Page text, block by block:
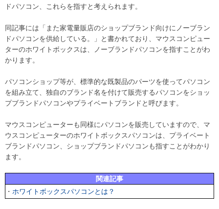
ドパソコン、これらを指すと考えられます。
同記事には「また家電量販店のショップブランド向けにノーブラン
ドパソコンを供給している。」と書かれており、マウスコンピュー
ターのホワイトボックスは、ノーブランドパソコンを指すことがわ
かります。
パソコンショップ等が、標準的な既製品のパーツを使ってパソコン
を組み立て、独自のブランド名を付けて販売するパソコンをショッ
プブランドパソコンやプライベートブランドと呼びます。
マウスコンピューターも同様にパソコンを販売していますので、マ
ウスコンピューターのホワイトボックスパソコンは、プライベート
ブランドパソコン、ショップブランドパソコンも指すことがわかり
ます。
関連記事
・ ホワイトボックスパソコンとは？